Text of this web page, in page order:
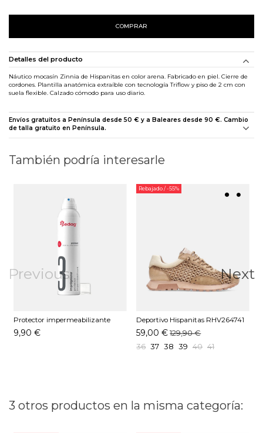
COMPRAR
Detalles del producto
Náutico mocasín Zinnia de Hispanitas en color arena. Fabricado en piel. Cierre de
cordones. Plantilla anatómica extraíble con tecnología Triflow y piso de 2 cm con
suela flexible. Calzado cómodo para uso diario.
Envíos gratuitos a Península desde 50 € y a Baleares desde 90 €. Cambio
de talla gratuito en Península.
También podría interesarle
Previous
Protector impermeabilizante
Pedag 250 ML
9,90 €
Rebajado/ -55%
Deportivo Hispanitas RHV264741
C001 Desert
59,00 € 129,90 €
36 37 38 39 40 41
Next
3 otros productos en la misma categoría: